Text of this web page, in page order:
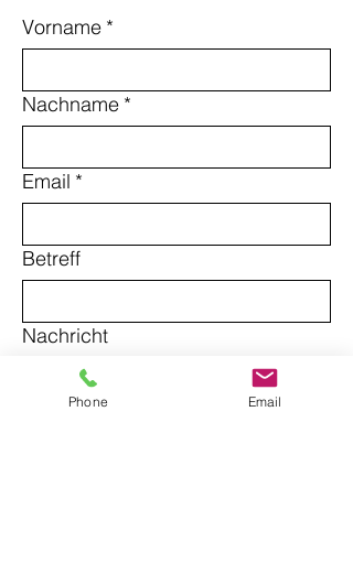
Vorname *
Nachname *
Email *
Betreff
Nachricht
Phone Email